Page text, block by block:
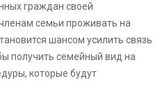
граждан своей
семьи проживать на
шансом усилить связь
получить семейный вид на
которые будут